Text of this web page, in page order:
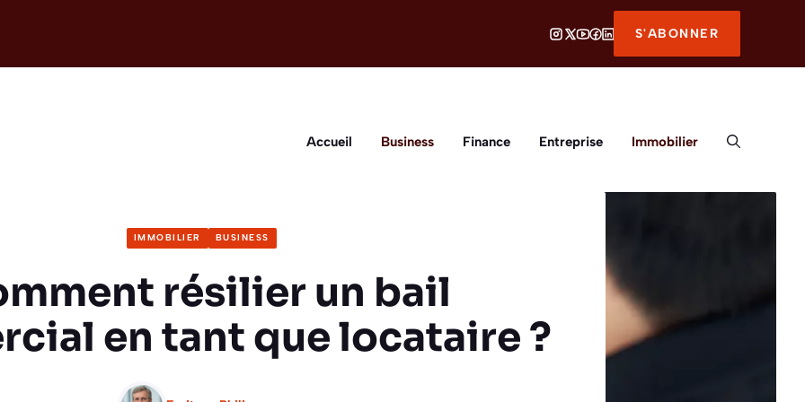
S'ABONNER
Accueil Business Finance Entreprise Immobilier
IMMOBILIER BUSINESS
résilier un bail
en tant que locataire ?